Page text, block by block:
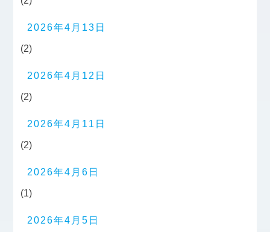
2026年4月13日
(2)
2026年4月12日
(2)
2026年4月11日
(2)
2026年4月6日
(1)
2026年4月5日